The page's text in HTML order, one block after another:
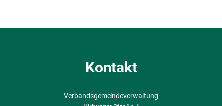
Kontakt
Verbandsgemeindeverwaltung